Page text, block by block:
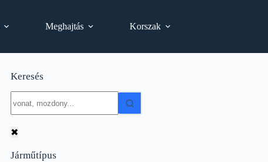
Meghajtás Korszak
Keresés
results
✖
Járműtípus